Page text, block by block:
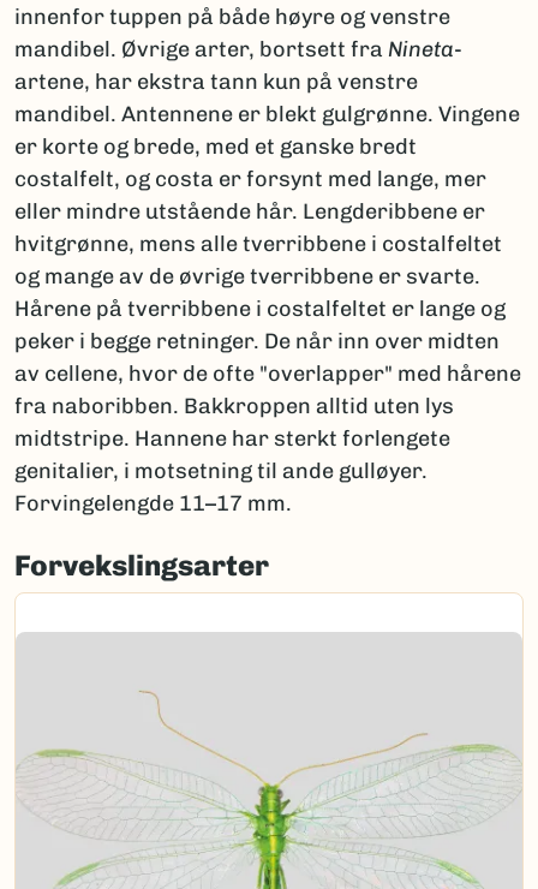
innenfor tuppen på både høyre og venstre
mandibel. Øvrige arter, bortsett fra Nineta-
artene, har ekstra tann kun på venstre
mandibel. Antennene er blekt gulgrønne. Vingene
er korte og brede, med et ganske bredt
costalfelt, og costa er forsynt med lange, mer
eller mindre utstående hår. Lengderibbene er
hvitgrønne, mens alle tverribbene i costalfeltet
og mange av de øvrige tverribbene er svarte.
Hårene på tverribbene i costalfeltet er lange og
peker i begge retninger. De når inn over midten
av cellene, hvor de ofte "overlapper" med hårene
fra naboribben. Bakkroppen alltid uten lys
midtstripe. Hannene har sterkt forlengete
genitalier, i motsetning til ande gulløyer.
Forvingelengde 11–17 mm.
Forvekslingsarter